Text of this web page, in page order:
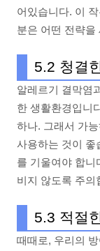
어있습니다. 이
분은 어떤 전략을
5.2 청결
알레르기 결막염
한 생활환경입니
하나. 그래서 가
사용하는 것이 좋
를 기울여야 합니
비지 않도록 주의
5.3 적절
때때로, 우리의